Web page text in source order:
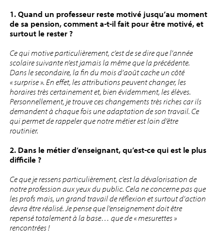
1. Quand un professeur reste motivé jusqu’au moment
de sa pension, comment a-t-il fait pour être motivé, et
surtout le rester ?
Ce qui motive particulièrement, c’est de se dire que l’année
scolaire suivante n’est jamais la même que la précédente.
Dans le secondaire, la fin du mois d’août cache un côté
« surprise ». En effet, les attributions peuvent changer, les
horaires très certainement et, bien évidemment, les élèves.
Personnellement, je trouve ces changements très riches car ils
demandent à chaque fois une adaptation de son travail. Ce
qui permet de rappeler que notre métier est loin d’être
routinier.
2. Dans le métier d’enseignant, qu’est-ce qui est le plus
difficile ?
Ce que je ressens particulièrement, c’est la dévalorisation de
notre profession aux yeux du public. Cela ne concerne pas que
les profs mais, un grand travail de réflexion et surtout d’action
devra être réalisé. Je pense que l’enseignement doit être
repensé totalement à la base… que de « mesurettes »
rencontrées !